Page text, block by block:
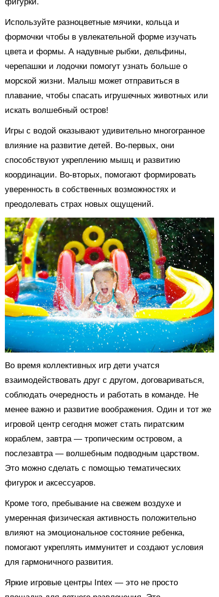
Используйте разноцветные мячики, кольца и
формочки чтобы в увлекательной форме изучать
цвета и формы. А надувные рыбки, дельфины,
черепашки и лодочки помогут узнать больше о
морской жизни. Малыш может отправиться в
плавание, чтобы спасать игрушечных животных или
искать волшебный остров!
Игры с водой оказывают удивительно многогранное
влияние на развитие детей. Во-первых, они
способствуют укреплению мышц и развитию
координации. Во-вторых, помогают формировать
уверенность в собственных возможностях и
преодолевать страх новых ощущений.
Во время коллективных игр дети учатся
взаимодействовать друг с другом, договариваться,
соблюдать очередность и работать в команде. Не
менее важно и развитие воображения. Один и тот же
игровой центр сегодня может стать пиратским
кораблем, завтра — тропическим островом, а
послезавтра — волшебным подводным царством.
Это можно сделать с помощью тематических
фигурок и аксессуаров.
Кроме того, пребывание на свежем воздухе и
умеренная физическая активность положительно
влияют на эмоциональное состояние ребенка,
помогают укреплять иммунитет и создают условия
для гармоничного развития.
Яркие игровые центры Intex — это не просто